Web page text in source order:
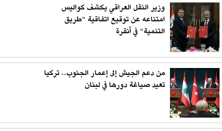
وزير النقل العراقي يكشف كواليس
امتناعه عن توقيع اتفاقية "طريق
التنمية" في أنقرة
من دعم الجيش إلى إعمار الجنوب.. تركيا
تعيد صياغة دورها في لبنان